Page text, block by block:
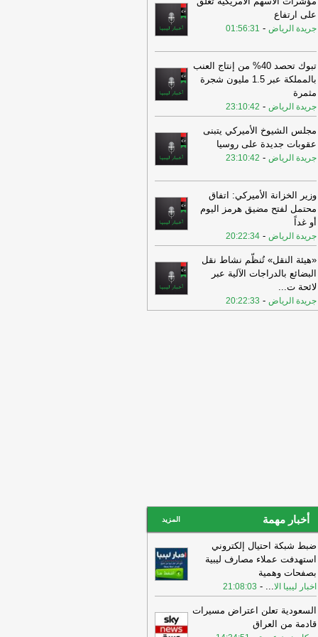
الأمازيغ والزنتان والجبل الغربي
-
ليبيا الان
خلفت وفيات بين الجهات-
اخبار ليبيا
16:34
رئيس مجلس أعيان #صرمان،
خلفت وفيات بين الجهات
اخبار ليبيا
احتياطي النفط الاستراتيجي
يتراجع لأدنى مستوى له .-وكالة
الليبية
16:30
المركز الوطني للأرصاد الجوية:
معتدلة على أغلب مناطق الشمال مع
نسبية-اخبار ليبيا الان
16:30
طائرة مُسيّرة تستهدف ميناءً
في الزاوية الليبية- اخبار ليبيا الان
16:28
«الأوقاف» تعلن انطلاق جائزة ليبيا
لحفظ القرآن الكريم والسنة النبوية
على ارتفاع
جريدة الرياض -
01:56:31
تبوك تحصد 40% من إنتاج العنب
بالمملكة عبر 1.5 مليون شجرة
مثمرة
جريدة الرياض -
23:10:42
مجلس الشيوخ الأميركي يتبنى
عقوبات جديدة على روسيا
جريدة الرياض -
23:10:42
وزير الخزانة الأميركي: اتفاق
محتمل لفتح مضيق هرمز اليوم
أو غداً
جريدة الرياض -
20:22:34
«هيئة النقل» تُنظّم نشاط نقل
البضائع بالدراجات الآلية عبر
لائحة ت...
جريدة الرياض -
20:22:33
أخبار مهمة المزيد
ضبط شبكة احتيال إلكتروني
استهدفت عملاء مصارف ليبية
بصفحات وهمية
اخبار ليبيا الا...
-
21:08:03
السعودية تعلن اعتراض مسيرات
قادمة من العراق